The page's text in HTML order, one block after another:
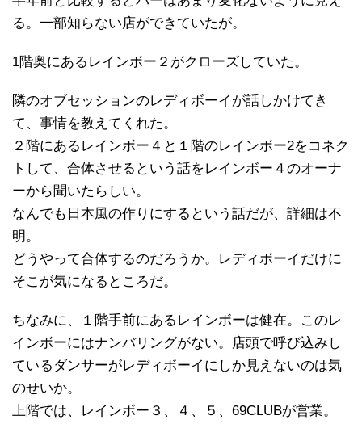
る。一部知らない店ができていたが。
1階奥にあるレインボー２がクローズしていた。
隣のオブセッションのレディボーイが話しかけてき
て、事情を教えてくれた。
２階にあるレインボー４と１階のレインボー2をコネク
トして、合体させるという話をレインボー４のオーナ
ーから聞いたらしい。
なんでも日本風の作りにするという話だが、詳細は不
明。
どうやって合体するのだろうか。レディボーイだけに
そこが気になるところだ。
ちなみに、１階手前にあるレインボーは健在。このレ
インボーにはナンバリングがない。店頭で呼び込みし
ているダンサーがレディボーイにしか見えないのは気
のせいか。
上階では、レインボー３、４、５、69CLUBが営業。